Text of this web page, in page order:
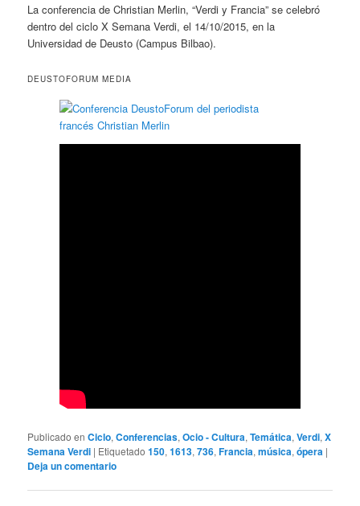
La conferencia de Christian Merlin, “Verdi y Francia” se celebró
dentro del ciclo X Semana Verdi, el 14/10/2015, en la
Universidad de Deusto (Campus Bilbao).
DEUSTOFORUM MEDIA
Publicado en Ciclo,Conferencias,Ocio - Cultura,Temática,Verdi,X
Semana Verdi | Etiquetado 150,1613,736,Francia,música,ópera |
Deja un comentario